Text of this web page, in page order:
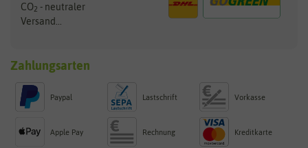
CO2 - neutraler
Versand...
Zahlungsarten
Paypal Lastschrift Vorkasse
Apple Pay Rechnung Kreditkarte